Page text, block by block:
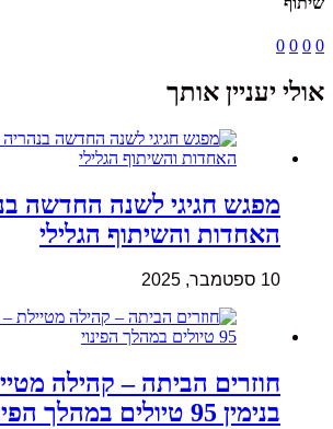
0
0
0
0
אולי יעניין אותך
מפגש חגיגי לשנה החדשה
האחדות והשיתוף הגלילי
10 ספטמבר, 2025
חוזרים הביתה – קהילה
בנימין 95 טיולים במהלך הפינוי